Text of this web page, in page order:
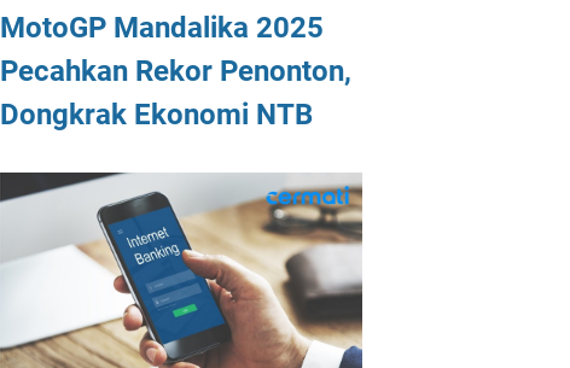
MotoGP Mandalika 2025
Pecahkan Rekor Penonton,
Dongkrak Ekonomi NTB